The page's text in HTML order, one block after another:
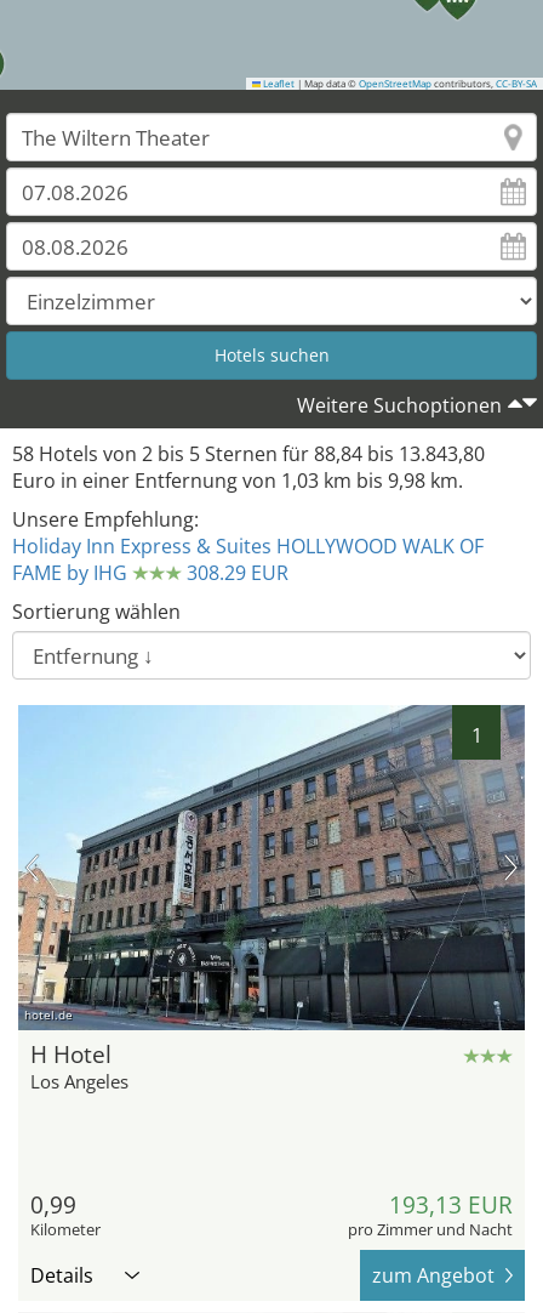
50
53
58
Leaflet | Map data © OpenStreetMap contributors, CC-BY-SA
Weitere Suchoptionen
58 Hotels von 2 bis 5Sternen für88,84 bis 13.843,80
Euro in einer Entfernung von 1,03 km bis 9,98 km.
Unsere Empfehlung:
Holiday Inn Express & Suites HOLLYWOOD WALK OF
FAME by IHG
308.29 EUR
Sortierung wählen
1
hotel.de
H Hotel
Los Angeles
0,99
Kilometer
193,13 EUR
pro Zimmer und Nacht
Details zum Angebot